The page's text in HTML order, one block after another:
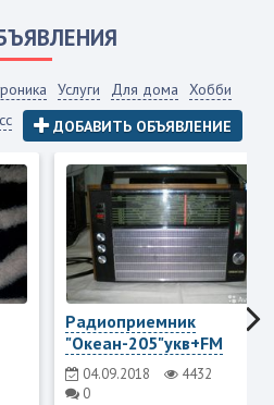
Услуги Для дома
Хобби
ДОБАВИТЬ ОБЪЯВЛЕНИЕ
Радиоприемник
"Океан-205"укв+FM
04.09.2018
4432
0